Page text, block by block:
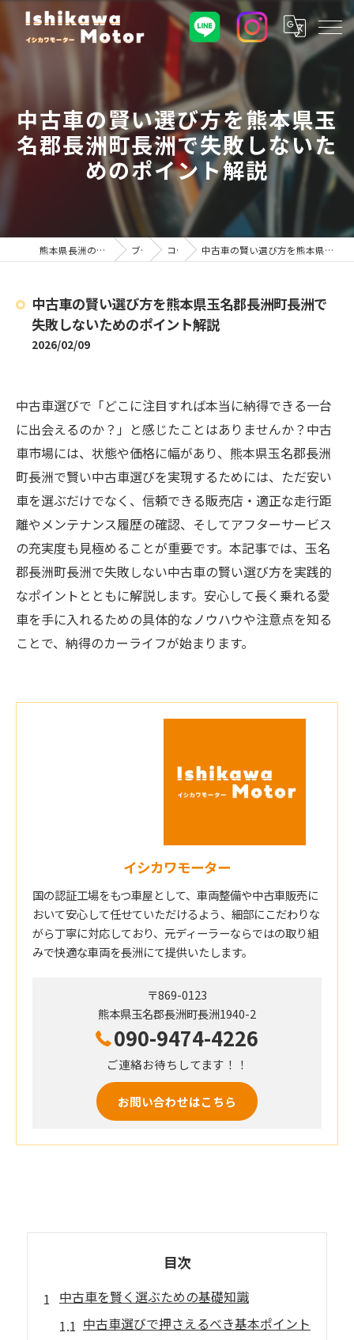
中古車の賢い選び方を熊本県玉
名郡長洲町長洲で失敗しないた
めのポイント解説
熊本県長洲の車屋ならイシカワモーター ブログ コラム 中古車の賢い選び方を熊本県玉名郡長洲町長洲で失敗しないためのポイント解説
中古車の賢い選び方を熊本県玉名郡長洲町長洲で
失敗しないためのポイント解説
2026/02/09
中古車選びで「どこに注目すれば本当に納得できる一台
に出会えるのか？」と感じたことはありませんか？中古
車市場には、状態や価格に幅があり、熊本県玉名郡長洲
町長洲で賢い中古車選びを実現するためには、ただ安い
車を選ぶだけでなく、信頼できる販売店・適正な走行距
離やメンテナンス履歴の確認、そしてアフターサービス
の充実度も見極めることが重要です。本記事では、玉名
郡長洲町長洲で失敗しない中古車の賢い選び方を実践的
なポイントとともに解説します。安心して長く乗れる愛
車を手に入れるための具体的なノウハウや注意点を知る
ことで、納得のカーライフが始まります。
イシカワモーター
国の認証工場をもつ車屋として、車両整備や中古車販売に
おいて安心して任せていただけるよう、細部にこだわりな
がら丁寧に対応しており、元ディーラーならではの取り組
みで快適な車両を長洲にて提供いたします。
〒869-0123
熊本県玉名郡長洲町長洲1940-2
090-9474-4226
ご連絡お待ちしてます！！
お問い合わせはこちら
目次
中古車を賢く選ぶための基礎知識
中古車選びで押さえるべき基本ポイント